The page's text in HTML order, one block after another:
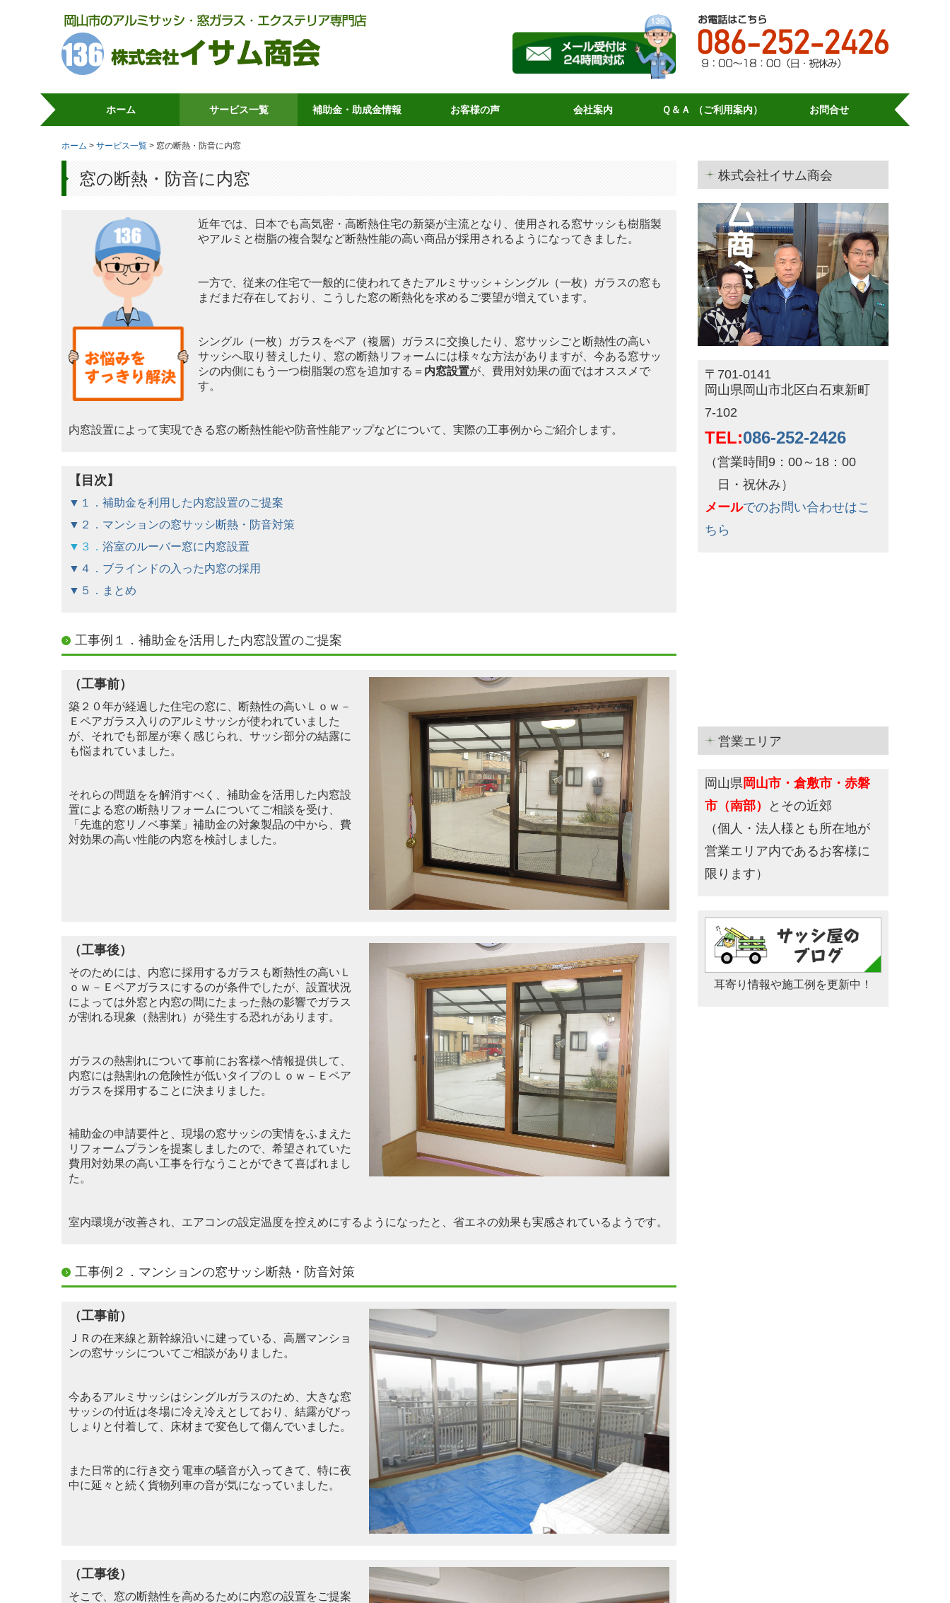
ホーム サービス一覧
玄関・勝手口リフォーム
玄関施工ギャラリー
窓サッシリフォーム
窓の断熱・防音に内窓
浴室折れ戸
テラス屋根
カーポート
門扉・フェンス
補助金・助成金情報 お客様の声 会社案内 Ｑ＆Ａ （ご利用案内） お問合せ
ホーム サービス一覧 窓の断熱・防音に内窓
窓の断熱・防音に内窓
近年では、日本でも高気密・高断熱住宅の新築が主流となり、使用される窓サッシも樹脂製
やアルミと樹脂の複合製など断熱性能の高い商品が採用されるようになってきました。
一方で、従来の住宅で一般的に使われてきたアルミサッシ＋シングル（一枚）ガラスの窓も
まだまだ存在しており、こうした窓の断熱化を求めるご要望が増えています。
シングル（一枚）ガラスをペア（複層）ガラスに交換したり、窓サッシごと断熱性の高い
サッシへ取り替えしたり、窓の断熱リフォームには様々な方法がありますが、今ある窓サッ
シの内側にもう一つ樹脂製の窓を追加する＝ 内窓設置が、費用対効果の面ではオススメで
す。
内窓設置によって実現できる窓の断熱性能や防音性能アップなどについて、実際の工事例からご紹介します。
【目次】
▼１．補助金を利用した内窓設置のご提案
▼２．マンションの窓サッシ断熱・防音対策
▼３． 浴室のルーバー窓に内窓設置
▼４．ブラインドの入った内窓の採用
▼５．まとめ
工事例１．補助金を活用した内窓設置のご提案
（工事前）
築２０年が経過した住宅の窓に、断熱性の高いＬｏｗ－
Ｅ ペアガラス入りのアルミサッシが使われていました
が
それでも部屋が寒く感じられ、サッシ部分の結露に
も悩 まれていました。
それらの問題をを解消すべく、補助金を活用した内窓設
置による窓の断熱リフォームについてご相談を受け
「 先進的窓リノベ事業」補助金の対象製品の中から
、費
対効果の高い性能の内窓を検討しました。
（工事後）
そのためには、内窓に採用するガラスも断熱性の高い Ｌ
ｏｗ－Ｅペアガラスにするのが条件でしたが、設置状況
によっては外窓と内窓の間にたまった熱の影響でガラス
が割れる現象（熱割れ）が発生する恐れがあります。
ガラスの熱割れについて事前にお客様へ情報提供して
内窓には熱割れの危険性が低いタイプの Ｌ ｏｗ－Ｅペア
ガラ スを採用することに決まりました。
補助金の申請要件と、現場の窓サッシの実情をふまえた
リフォームプランを提案しましたので、希望されていた
費用対効果の高い工事を行なうことができて喜ばれまし
た。
室内環境が改善され、エアコンの設定温度を控えめにするようになったと、省エネの効果も実感されているようです。
工事例２．マンションの窓サッシ断熱・防音対策
（工事前）
ＪＲの在来線と新幹線沿いに建っている、高層マンショ
ンの窓サッシについてご相談がありました。
今あるアルミサッシはシングルガラスのため、大きな窓
サッシの付近は冬場に冷え冷えとしており、結露がびっ
しょり と付着して、床材まで変色して傷んでいました。
また日常的に行き交う電車の騒音が入ってきて、特に夜
中に延々と続く貨物列車の音が気になっていました。
（工事後）
そこで、窓の断熱性を高めるために内窓の設置をご提案
株式会社イサム商会
〒701-0141
岡山県岡山市北区白石東新町
7-102
TEL:086-252-2426
（営業時間9：00～18：00
日・祝休み）
メールでのお問い合わせはこ
ちら
営業エリア
岡山県岡山市・倉敷市・赤磐
市（南部）
とその近郊
（個人・法人様とも所在地が
営業エリア内であるお客様に
限ります）
耳寄り情報や施工例を更新中！